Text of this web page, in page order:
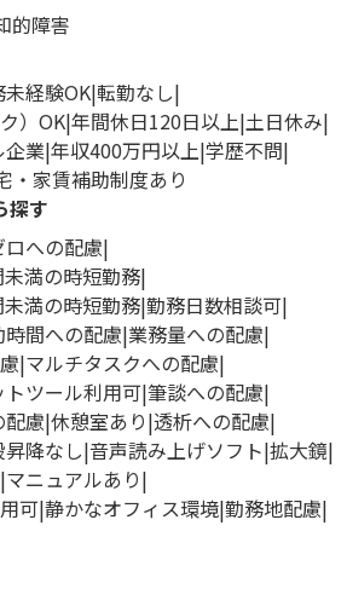
的障害
未経験OK 転勤なし
）OK 年間休日120日以上 土日休み
企業 年収400万円以上 学歴不問
・家賃補助制度あり
探す
への配慮
満の時短勤務
満の時短勤務 勤務日数相談可
時間への配慮 業務量への配慮
マルチタスクへの配慮
トツール利用可 筆談への配慮
慮 休憩室あり 透析への配慮
昇降なし 音声読み上げソフト 拡大鏡
マニュアルあり
可 静かなオフィス環境 勤務地配慮